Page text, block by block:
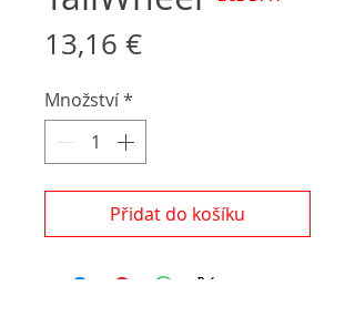
13,16 €Cena
Množství*
Přidat do košíku